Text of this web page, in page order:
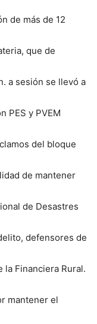
de más de 12
que de
a sesión se llevó a
PES y PVEM
del bloque
de mantener
de Desastres
defensores de
la Financiera Rural.
mantener el